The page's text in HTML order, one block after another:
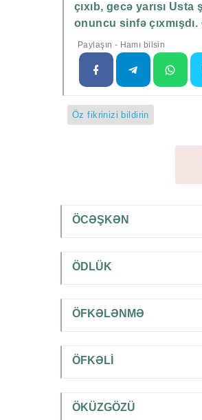
çıxıb, gecə yarısı
onuncu sinfə
Paylaşın - Hamı bilsin
Öz fikrinizi bildirin
ÖCƏŞKƏN
ÖDLÜK
ÖFKƏLƏNMƏ
ÖFKƏLİ
ÖKÜZGÖZÜ